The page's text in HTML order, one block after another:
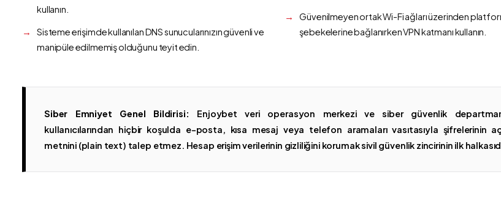
kullanın.
Sisteme erişimde kullanılan DNS sunucularınızın güvenli ve
manipüle edilmemiş olduğunu teyit edin.
Güvenilmeyen ortak Wi-Fi ağları üzerinden
şebekelerine bağlanırken VPN katmanı kullanın.
Siber Emniyet Genel Bildirisi: Enjoybet veri operasyon merkezi ve siber güvenlik
kullanıcılarından hiçbir koşulda e-posta, kısa mesaj veya telefon aramaları vasıtasıyla şifrelerinin
metnini (plain text) talep etmez. Hesap erişim verilerinin gizliliğini korumak sivil güvenlik zincirinin ilk